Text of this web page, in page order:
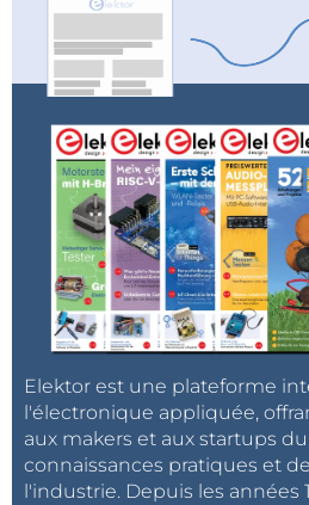
Elektor est une plateforme
l'électronique appliquée,
aux makers et aux startups
connaissances pratiques et
l'industrie. Depuis les années